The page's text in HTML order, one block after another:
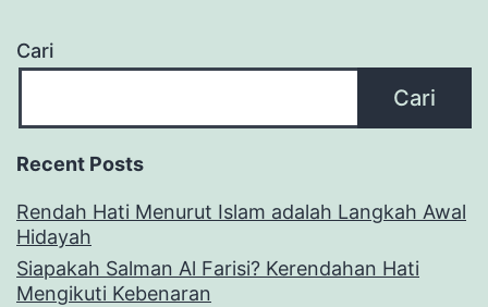
Cari
Cari
Recent Posts
Rendah Hati Menurut Islam adalah Langkah Awal
Hidayah
Siapakah Salman Al Farisi? Kerendahan Hati
Mengikuti Kebenaran